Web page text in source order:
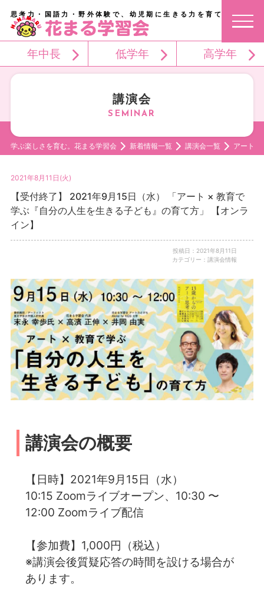
思考力・国語力・野外体験で、幼児期に生きる力を育てる。
年中長 低学年 高学年
講演会
学ぶ楽しさを育む。花まる学習会 新着情報一覧 講演会一覧 アート ×
2021年8月11日(火)
【受付終了】 2021年9月15日（水） 「アート × 教育で
学ぶ『自分の人生を生きる子ども』の育て方」 【オンラ
イン】
投稿日：2021年8月11日
カテゴリー：講演会情報
講演会の概要
【日時】2021年9月15日（水）
10:15 Zoomライブオープン、10:30 〜
12:00 Zoomライブ配信
【参加費】1,000円（税込）
※講演会後質疑応答の時間を設ける場合が
あります。